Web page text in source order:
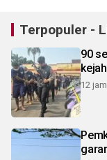
Terpopuler -
90
12